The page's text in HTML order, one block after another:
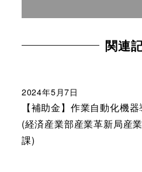
関連
【補助金】作業自動化機
(経済産業部産業革新局産
課)
2024年5月7日